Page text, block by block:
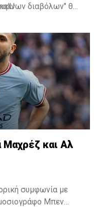
διαβόλων" θα
και Αλ
συμφωνία με
Μπεν